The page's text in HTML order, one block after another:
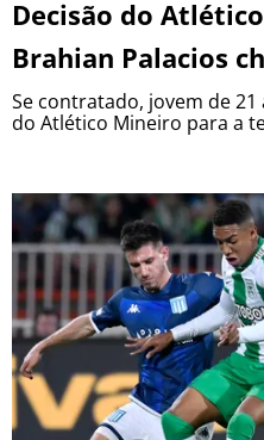
Decisão do
Brahian Palacios
Se contratado, jovem de
do Atlético Mineiro para a